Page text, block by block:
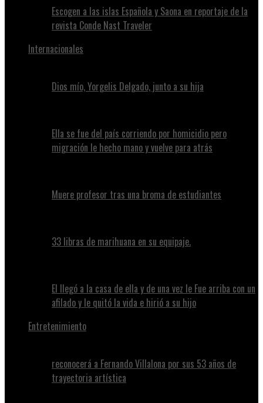
Escogen a las islas Española y Saona en reportaje de la
revista Conde Nast Traveler
Internacionales
Dios mío, Yorgelis Delgado, junto a su hija
Ella se fue del país corriendo por homicidio pero
migración le hecho mano y vuelve para atrás
Muere profesor tras una broma de estudiantes
33 libras de marihuana en su equipaje.
El llegó a la casa de ella y de una vez le Fue arriba con un
afilado y le quitó la vida e hirió a su hijo
Entretenimiento
reconocerá a Fernando Villalona por sus 53 años de
trayectoria artística